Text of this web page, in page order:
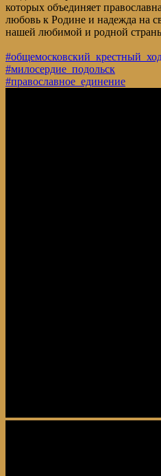
которых объединяет
любовь к Родине и надежда на
нашей любимой и родной
#милосердие_подольск
#православное_единение